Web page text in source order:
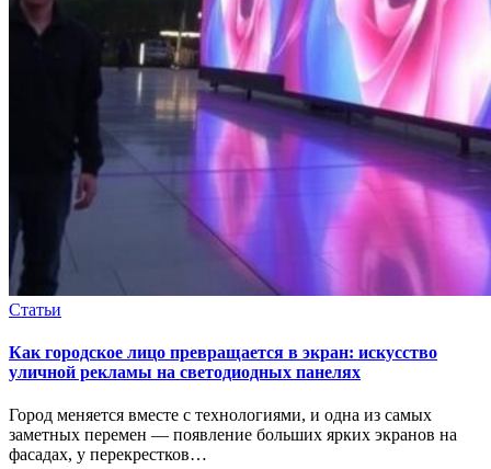
Статьи
Как городское лицо превращается в экран: искусство
уличной рекламы на светодиодных панелях
Город меняется вместе с технологиями, и одна из самых
заметных перемен — появление больших ярких экранов на
фасадах, у перекрестков…